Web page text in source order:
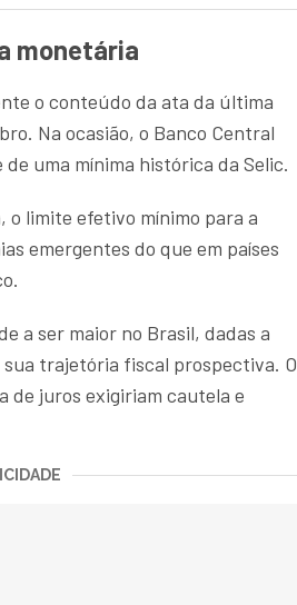
monetária
o conteúdo da ata da última
Na ocasião, o Banco Central
uma mínima histórica da Selic.
o limite efetivo mínimo para a
emergentes do que em países
a ser maior no Brasil, dadas a
trajetória fiscal prospectiva. O
de juros exigiriam cautela e